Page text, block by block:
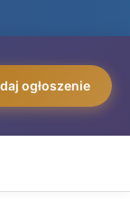
ogłoszenie